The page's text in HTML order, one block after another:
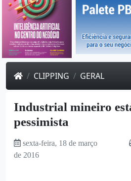
CLIPPING GERAL
Industrial mineiro
pessimista
sexta-feira, 18 de março
de 2016